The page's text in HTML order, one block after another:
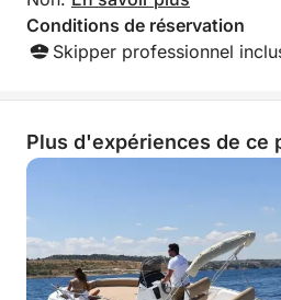
Conditions de réservation
Skipper professionnel
Plus d'expériences de ce